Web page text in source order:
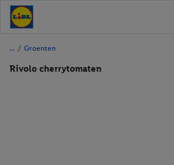
/ Groenten
Rivolo cherrytomaten